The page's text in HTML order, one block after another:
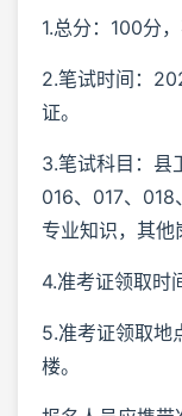
1.总分：100分
2.笔试时间：
证。
3.笔试科目：县
016、017、
专业知识，其他
4.准考证领取
5.准考证领取地
楼。